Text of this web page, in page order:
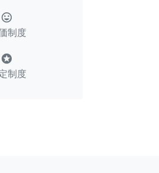
tag_faces
制度
stars
制度